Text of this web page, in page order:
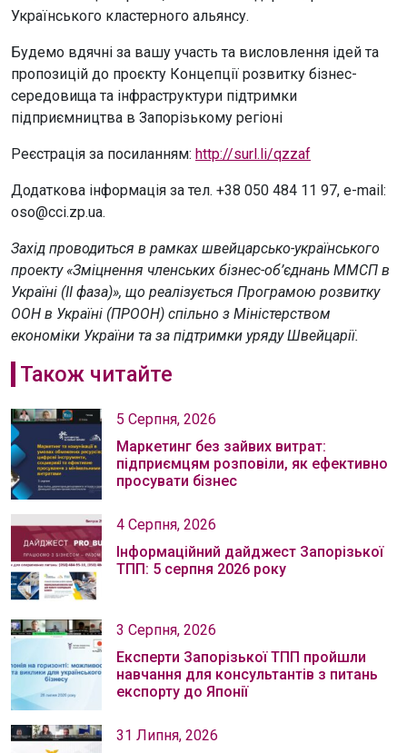
Українського кластерного альянсу.
Будемо вдячні за вашу участь та висловлення ідей та
пропозицій до проєкту Концепції розвитку бізнес-
середовища та інфраструктури підтримки
підприємництва в Запорізькому регіоні
Реєстрація за посиланням: http://surl.li/qzzaf
Додаткова інформація за тел. +38 050 484 11 97, e-mail:
oso@cci.zp.ua.
Захід проводиться в рамках швейцарсько-українського
проекту «Зміцнення членських бізнес-об’єднань ММСП в
Україні (II фаза)», що реалізується Програмою розвитку
ООН в Україні (ПРООН) спільно з Міністерством
економіки України та за підтримки уряду Швейцарії.
Також читайте
5 Серпня, 2026
Маркетинг без зайвих витрат:
підприємцям розповіли, як ефективно
просувати бізнес
4 Серпня, 2026
Інформаційний дайджест Запорізької
ТПП: 5 серпня 2026 року
3 Серпня, 2026
Експерти Запорізької ТПП пройшли
навчання для консультантів з питань
експорту до Японії
31 Липня, 2026